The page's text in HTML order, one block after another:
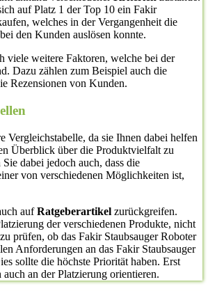
auf Platz 1 der Top 10 ein Fakir
welches in der Vergangenheit die
den Kunden auslösen konnte.
viele weitere Faktoren, welche bei der
Dazu zählen zum Beispiel auch die
Rezensionen von Kunden.
Vergleichstabelle, da sie Ihnen dabei helfen
Überblick über die Produktvielfalt zu
dabei jedoch auch, dass die
von verschiedenen Möglichkeiten ist,
aufRatgeberartikel zurückgreifen.
der verschiedenen Produkte, nicht
prüfen, ob das Fakir Staubsauger Roboter
Anforderungen an das Fakir Staubsauger
sollte die höchste Priorität haben. Erst
auch an der Platzierung orientieren.